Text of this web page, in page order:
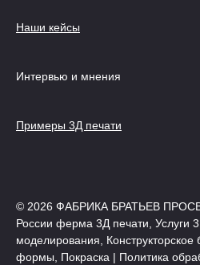
Наши кейсы
Интервью и мнения
Примеры 3Д печати
© 2026 ФАБРИКА БРАТЬЕВ
России ферма 3Д печати, Услуги
моделирования,
формы, Покраска | Политика